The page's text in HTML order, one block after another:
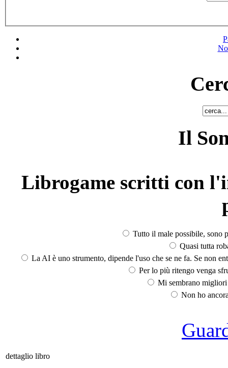
Il
Librogame scritti con
Tutto il male possibile, sono
Quasi tutta
La AI è uno strumento, dipende l'uso che se ne fa. Se non
Per lo più ritengo venga
Mi sembrano
Non ho
dettaglio libro